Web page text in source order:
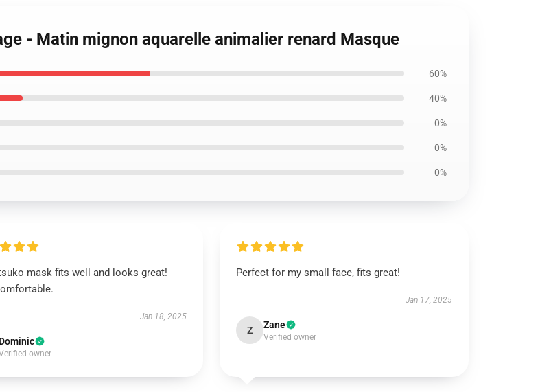
- Matin mignon aquarelle animalier renard Masque
60%
40%
0%
0%
0%
mask fits well and looks great!
Jan 18, 2025
Dominic
owner
Perfect for my small face, fits great!
Jan 17, 2025
Z Zane
Verified owner